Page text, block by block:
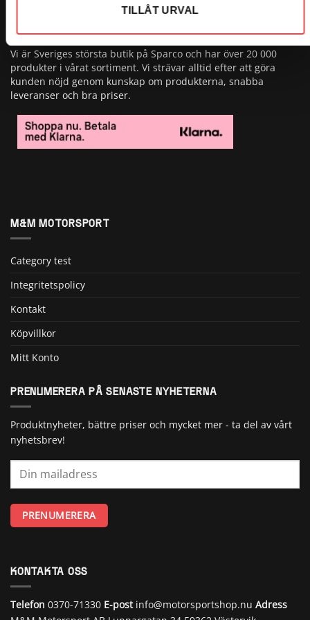
TILLÅT URVAL
Vi är Sveriges största butik på Sparco och har över 20 000
produkter i vårat sortiment. Vi strävar alltid efter att göra
kunden nöjd genom kunskap om produkterna, snabba
leveranser och bra priser.
M&M MOTORSPORT
Category test
Integritetspolicy
Kontakt
Köpvillkor
Mitt Konto
PRENUMERERA PÅ SENASTE NYHETERNA
Produktnyheter, bättre priser och mycket mer - ta del av vårt
nyhetsbrev!
KONTAKTA OSS
Telefon 0370-71330 E-postinfo@motorsportshop.nu Adress